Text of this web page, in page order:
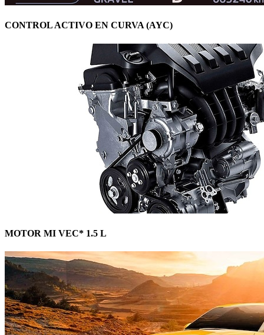
CONTROL ACTIVO EN CURVA (AYC)
MOTOR MI VEC* 1.5 L